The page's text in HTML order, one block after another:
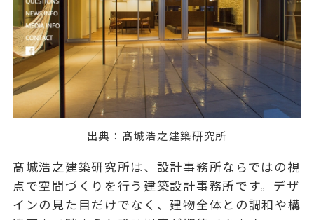
出典： 髙城浩之建築研究所
髙城浩之建築研究所は、設計事務所ならではの視
点で空間づくりを行う建築設計事務所です。デザ
インの見た目だけでなく、建物全体との調和や構